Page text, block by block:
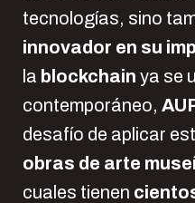
tecnologías, sino
innovador en su
la blockchain ya se
contemporáneo,
desafío de aplicar
obras de arte
cuales tienen